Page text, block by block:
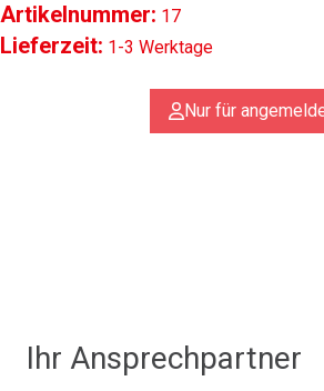
Artikelnummer: 17
Lieferzeit: 1-3 Werktage
Nur für
Ihr Ansprechpartner